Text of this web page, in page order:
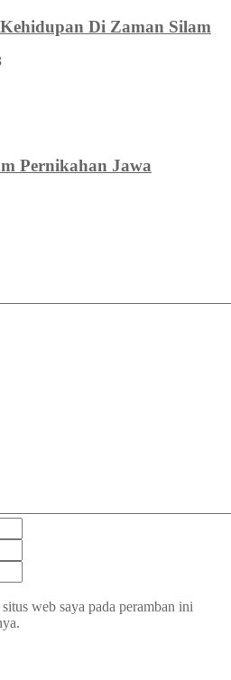
Di Zaman Silam
Pernikahan Jawa
web saya pada peramban ini